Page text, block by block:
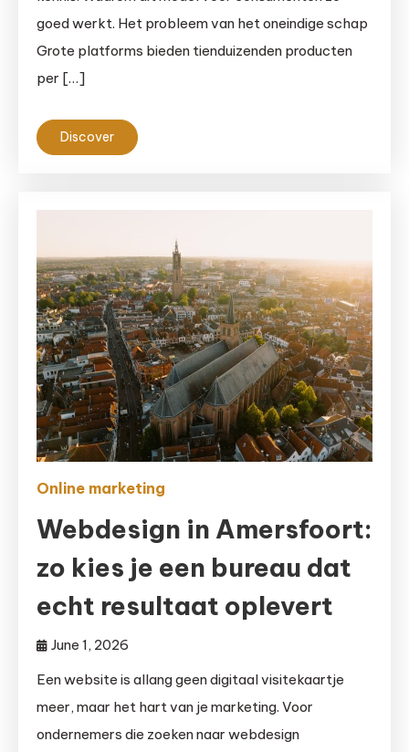
goed werkt. Het probleem van het oneindige schap
Grote platforms bieden tienduizenden producten
per […]
Discover
Online marketing
Webdesign in Amersfoort:
zo kies je een bureau dat
echt resultaat oplevert
June 1, 2026
Een website is allang geen digitaal visitekaartje
meer, maar het hart van je marketing. Voor
ondernemers die zoeken naar webdesign